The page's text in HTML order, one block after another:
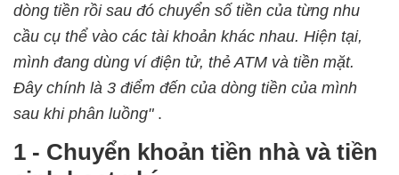
dòng tiền rồi sau đó chuyển số tiền của từng nhu
cầu cụ thể vào các tài khoản khác nhau. Hiện tại,
mình đang dùng ví điện tử, thẻ ATM và tiền mặt.
Đây chính là 3 điểm đến của dòng tiền của mình
sau khi phân luồng" .
1 - Chuyển khoản tiền nhà và tiền